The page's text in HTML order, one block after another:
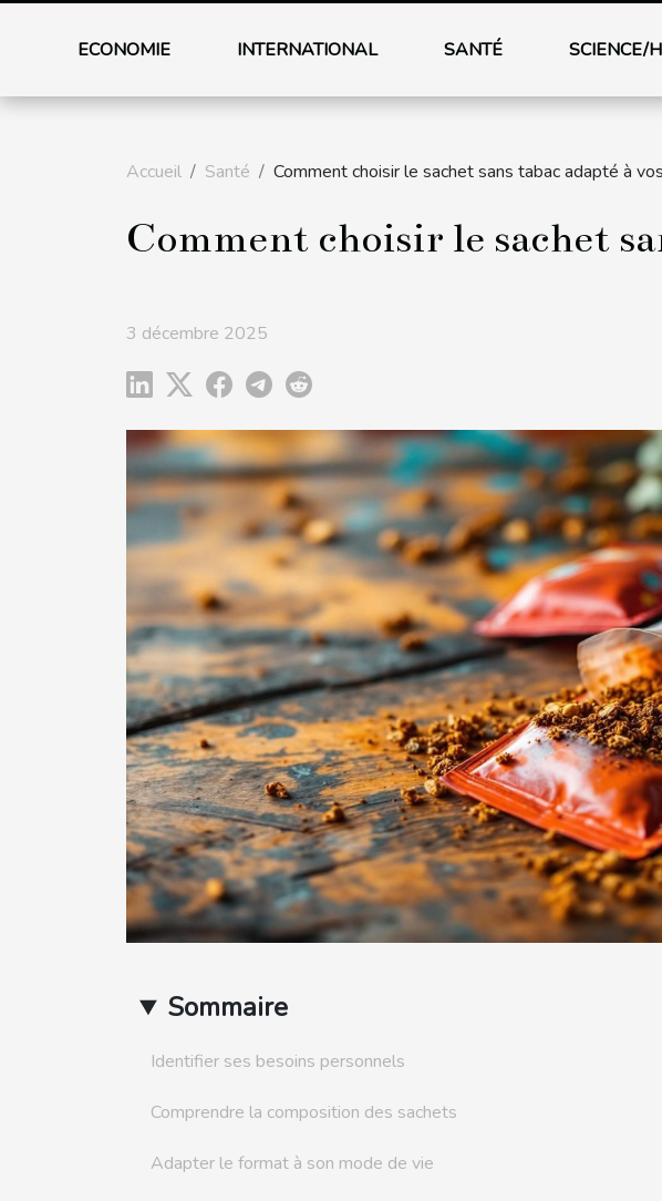
ECONOMIE INTERNATIONAL SANTÉ SCIENCE/
Accueil Santé Comment choisir le sachet sans tabac adapté à
Comment choisir le sachet
3 décembre 2025
Sommaire
Identifier ses besoins personnels
Comprendre la composition des sachets
Adapter le format à son mode de vie